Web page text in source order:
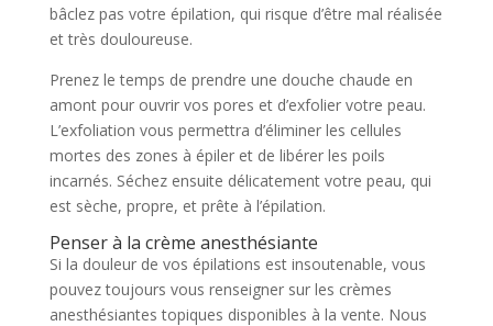
bâclez pas votre épilation, qui risque d’être mal réalisée
et très douloureuse.
Prenez le temps de prendre une douche chaude en
amont pour ouvrir vos pores et d’exfolier votre peau.
L’exfoliation vous permettra d’éliminer les cellules
mortes des zones à épiler et de libérer les poils
incarnés. Séchez ensuite délicatement votre peau, qui
est sèche, propre, et prête à l’épilation.
Penser à la crème anesthésiante
Si la douleur de vos épilations est insoutenable, vous
pouvez toujours vous renseigner sur les crèmes
anesthésiantes topiques disponibles à la vente. Nous